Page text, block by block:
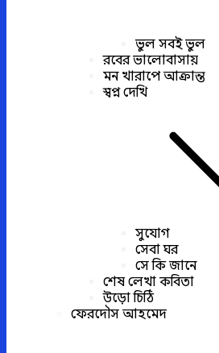
ভুল সবই ভুল
রবের ভালোবাসায়
মন খারাপে আক্রান্ত
স্বপ্ন দেখি
সুযোগ
সেবা ঘর
সে কি জানে
শেষ লেখা কবিতা
উড়ো চিঠি
ফেরদৌস আহমেদ